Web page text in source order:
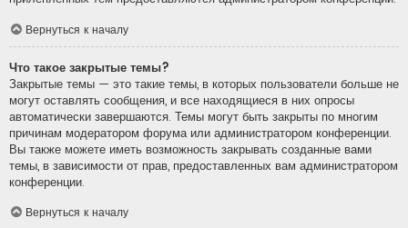
Вернуться к началу
Что такое закрытые темы?
Закрытые темы — это такие темы, в которых пользователи больше не
могут оставлять сообщения, и все находящиеся в них опросы
автоматически завершаются. Темы могут быть закрыты по многим
причинам модератором форума или администратором конференции.
Вы также можете иметь возможность закрывать созданные вами
темы, в зависимости от прав, предоставленных вам администратором
конференции.
Вернуться к началу